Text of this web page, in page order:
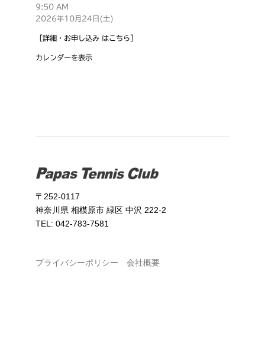
9:50 AM
2026年10月24日(土)
［詳細・お申し込み はこちら］
カレンダーを表示
〒252-0117
神奈川県 相模原市 緑区 中沢 222-2
TEL: 042-783-7581
プライバシーポリシー 会社概要